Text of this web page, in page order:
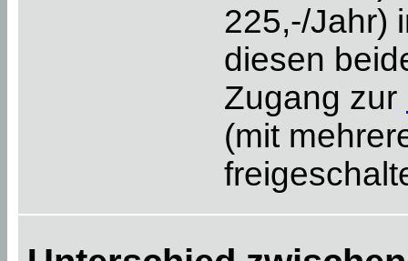
225,-/Jahr)
diesen
Zugang zur
(mit